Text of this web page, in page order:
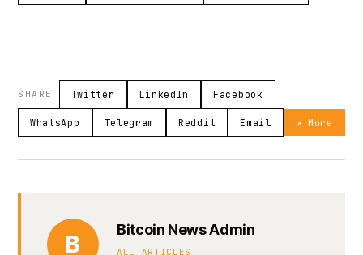
SHARE Twitter LinkedIn Facebook
WhatsApp Telegram Reddit Email ↗ More
B
Bitcoin News Admin
ALL ARTICLES